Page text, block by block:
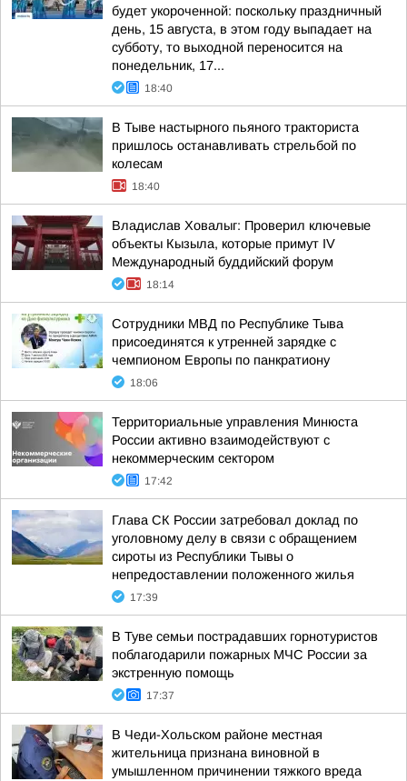
будет укороченной: поскольку праздничный
день, 15 августа, в этом году выпадает на
субботу, то выходной переносится на
понедельник, 17...
18:40
В Тыве настырного пьяного тракториста
пришлось останавливать стрельбой по
колесам
18:40
Владислав Ховалыг: Проверил ключевые
объекты Кызыла, которые примут IV
Международный буддийский форум
18:14
Сотрудники МВД по Республике Тыва
присоединятся к утренней зарядке с
чемпионом Европы по панкратиону
18:06
Территориальные управления Минюста
России активно взаимодействуют с
некоммерческим сектором
17:42
Глава СК России затребовал доклад по
уголовному делу в связи с обращением
сироты из Республики Тывы о
непредоставлении положенного жилья
17:39
В Туве семьи пострадавших горнотуристов
поблагодарили пожарных МЧС России за
экстренную помощь
17:37
В Чеди-Хольском районе местная
жительница признана виновной в
умышленном причинении тяжкого вреда